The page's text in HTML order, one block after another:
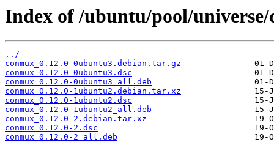
Index of /ubuntu/pool/universe/
../
conmux_0.12.0-0ubuntu3.debian.tar.gz
conmux_0.12.0-0ubuntu3.dsc
conmux_0.12.0-0ubuntu3_all.deb
conmux_0.12.0-1ubuntu2.debian.tar.xz
conmux_0.12.0-1ubuntu2.dsc
conmux_0.12.0-1ubuntu2_all.deb
conmux_0.12.0-2.debian.tar.xz
conmux_0.12.0-2.dsc
conmux_0.12.0-2_all.deb